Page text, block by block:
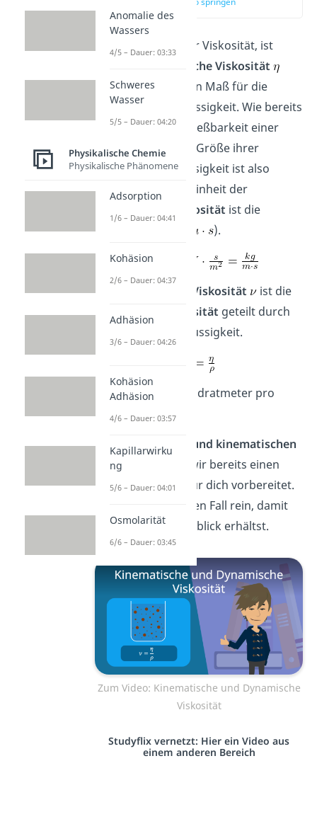
Sprichst du von der Viskosität, ist
dynamische Viskosität
gemeint. Sie ist dein Maß für die
Zähigkeit
einer Flüssigkeit. Wie bereits
gesagt, sinkt die Fließbarkeit einer
Flüssigkeit mit der Größe ihrer
Zähigkeit. Die Flüssigkeit ist also
dickflüssiger. Die Einheit der
dynamischen Viskosität ist die
Pascalsekunde
).
Die kinematische Viskosität
ist die
dynamische Viskosität geteilt durch
der Flüssigkeit.
Ihre Einheit ist Quadratmeter pro
Sekunde (
).
Zur dynamischen und kinematischen
Viskosität
haben wir bereits einen
Artikel mitVideo
für dich vorbereitet.
Schau dort auf jeden Fall rein, damit
du den vollen Überblick erhältst.
Zum Video: Kinematische und Dynamische
Viskosität
Studyflix vernetzt: Hier ein Video aus
einem anderen Bereich
Anomalie des
Wassers
4/5 – Dauer: 03:33
Schweres
Wasser
5/5 – Dauer: 04:20
Physikalische Chemie
Physikalische Phänomene
Adsorption
1/6 – Dauer: 04:41
Kohäsion
2/6 – Dauer: 04:37
Adhäsion
3/6 – Dauer: 04:26
Kohäsion
Adhäsion
4/6 – Dauer: 03:57
Kapillarwirku
ng
5/6 – Dauer: 04:01
Osmolarität
6/6 – Dauer: 03:45